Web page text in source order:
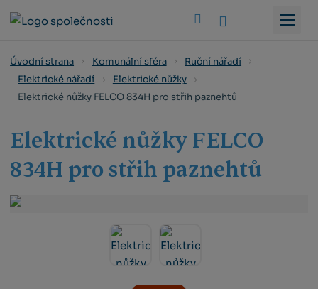
Úvodní strana Komunální sféra
Ruční nářadí
Elektrické nářadí
Elektrické nůžky
Elektrické nůžky FELCO 834H pro střih paznehtů
Elektrické nůžky FELCO
834H pro střih paznehtů